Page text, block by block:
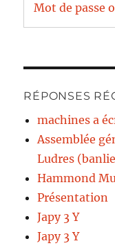
Mot de passe
RÉPONSES
machines a
Assemblée
Ludres
Hammond
Présentation
Japy 3 Y
Japy 3 Y